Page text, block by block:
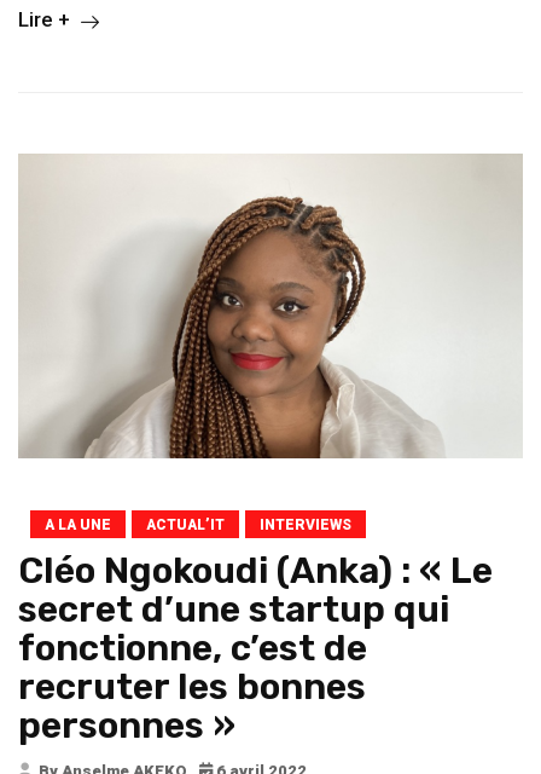
Lire +
A LA UNE ACTUAL’IT INTERVIEWS
Cléo Ngokoudi (Anka) : « Le
secret d’une startup qui
fonctionne, c’est de
recruter les bonnes
personnes »